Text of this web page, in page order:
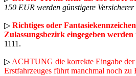
150 EUR werden günstigere
▷ Richtiges oder
Zulassungsbezirk eingegeben werden
1111.
▷ ACHTUNG die korrekte Eingabe der
Erstfahrzeuges führt manchmal noch zu